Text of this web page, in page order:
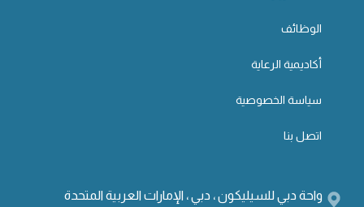
الوظائف
أكاديمية الرعاية
سياسة الخصوصية
اتصل بنا
واحة دبي للسيليكون ، دبي ، الإمارات العربية المتحدة